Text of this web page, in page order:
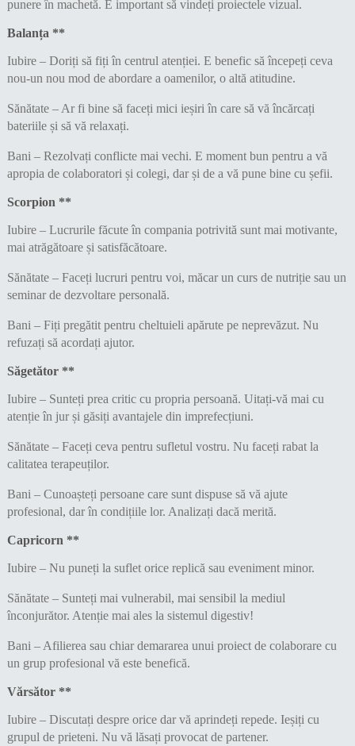
punere în machetă. E important să vindeți proiectele vizual.
Balanța **
Iubire – Doriți să fiți în centrul atenției. E benefic să începeți ceva
nou-un nou mod de abordare a oamenilor, o altă atitudine.
Sănătate – Ar fi bine să faceți mici ieșiri în care să vă încărcați
bateriile și să vă relaxați.
Bani – Rezolvați conflicte mai vechi. E moment bun pentru a vă
apropia de colaboratori și colegi, dar și de a vă pune bine cu șefii.
Scorpion **
Iubire – Lucrurile făcute în compania potrivită sunt mai motivante,
mai atrăgătoare și satisfăcătoare.
Sănătate – Faceți lucruri pentru voi, măcar un curs de nutriție sau un
seminar de dezvoltare personală.
Bani – Fiți pregătit pentru cheltuieli apărute pe neprevăzut. Nu
refuzați să acordați ajutor.
Săgetător **
Iubire – Sunteți prea critic cu propria persoană. Uitați-vă mai cu
atenție în jur și găsiți avantajele din imprefecțiuni.
Sănătate – Faceți ceva pentru sufletul vostru. Nu faceți rabat la
calitatea terapeuților.
Bani – Cunoașteți persoane care sunt dispuse să vă ajute
profesional, dar în condițiile lor. Analizați dacă merită.
Capricorn **
Iubire – Nu puneți la suflet orice replică sau eveniment minor.
Sănătate – Sunteți mai vulnerabil, mai sensibil la mediul
înconjurător. Atenție mai ales la sistemul digestiv!
Bani – Afilierea sau chiar demararea unui proiect de colaborare cu
un grup profesional vă este benefică.
Vărsător **
Iubire – Discutați despre orice dar vă aprindeți repede. Ieșiți cu
grupul de prieteni. Nu vă lăsați provocat de partener.